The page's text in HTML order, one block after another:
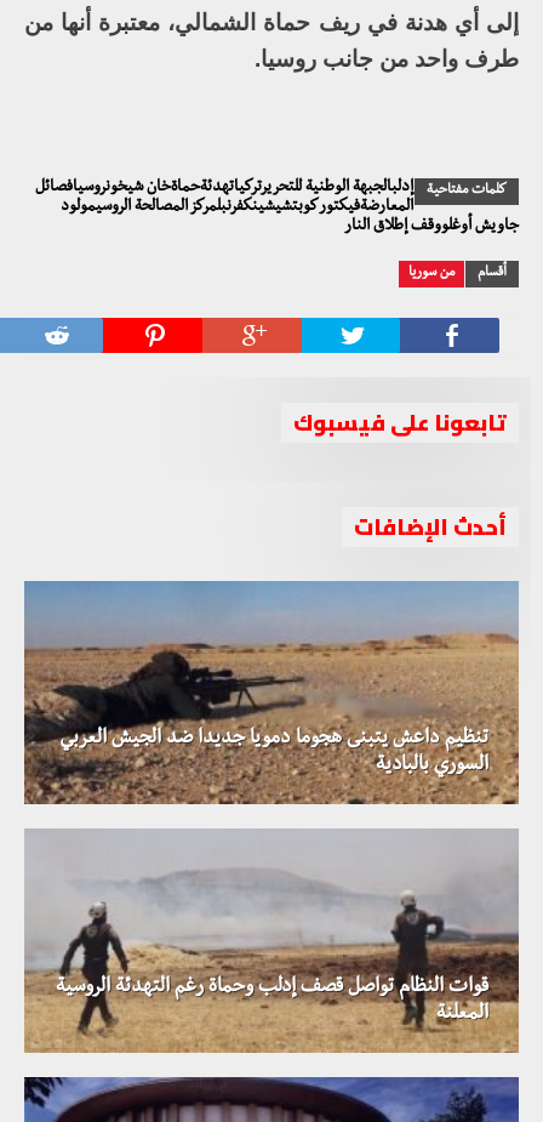
إلى أي هدنة في ريف حماة الشمالي، معتبرة أنها من
طرف واحد من جانب روسيا.
كلمات مفتاحية
إدلبالجبهة الوطنية للتحريرتركياتهدئةحماةخان شيخونروسيافصائل
المعارضةفيكتور كوبتشيشينكفرنبلمركز المصالحة الروسيمولود
جاويش أوغلووقف إطلاق النار
أقسام من سوريا
تابعونا على فيسبوك
أحدث الإضافات
تنظيم داعش يتبنى هجوما دمويا جديدا ضد الجيش العربي
السوري بالبادية
قوات النظام تواصل قصف إدلب وحماة رغم التهدئة الروسية
المعلنة